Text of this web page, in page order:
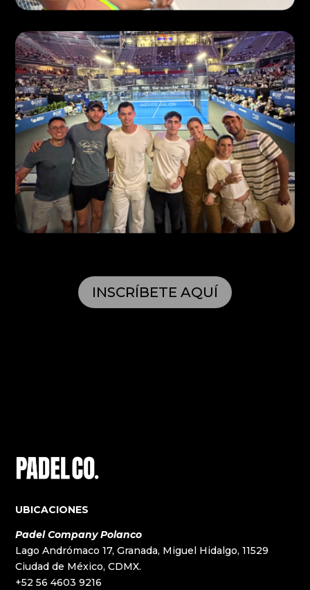
INSCRÍBETE AQUÍ
UBICACIONES
Padel Company Polanco
Lago Andrómaco 17, Granada, Miguel Hidalgo, 11529
Ciudad de México, CDMX.
+52 56 4603 9216